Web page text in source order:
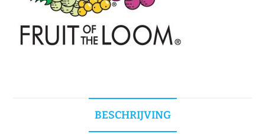
BESCHRIJVING